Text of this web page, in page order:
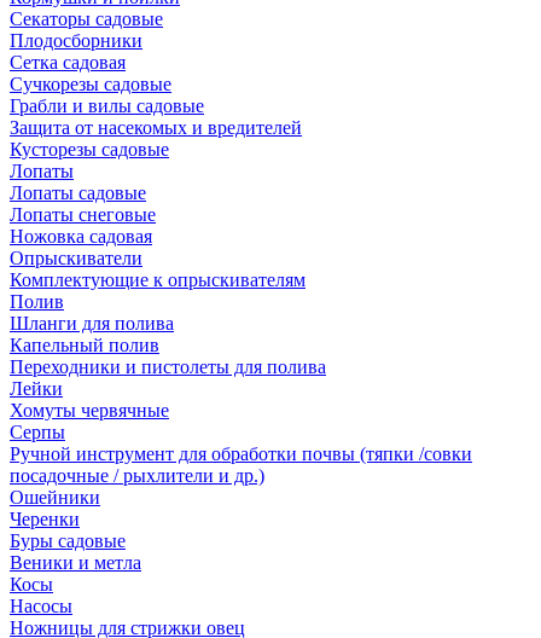
Секаторы садовые
Плодосборники
Сетка садовая
Сучкорезы садовые
Грабли и вилы садовые
Защита от насекомых и вредителей
Кусторезы садовые
Лопаты
Лопаты садовые
Лопаты снеговые
Ножовка садовая
Опрыскиватели
Комплектующие к опрыскивателям
Полив
Шланги для полива
Капельный полив
Переходники и пистолеты для полива
Лейки
Хомуты червячные
Серпы
Ручной инструмент для обработки почвы (тяпки /совки
посадочные / рыхлители и др.)
Ошейники
Черенки
Буры садовые
Веники и метла
Косы
Насосы
Ножницы для стрижки овец